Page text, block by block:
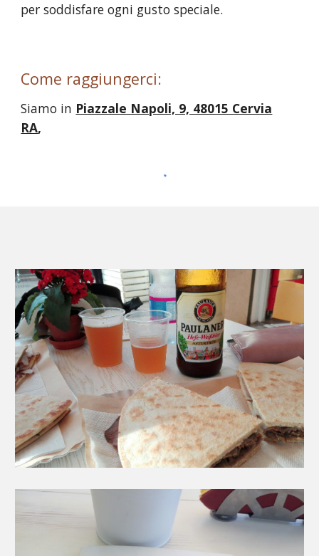
per soddisfare ogni gusto speciale.
Come raggiungerci:
Siamo in Piazzale Napoli, 9, 48015 Cervia
RA,